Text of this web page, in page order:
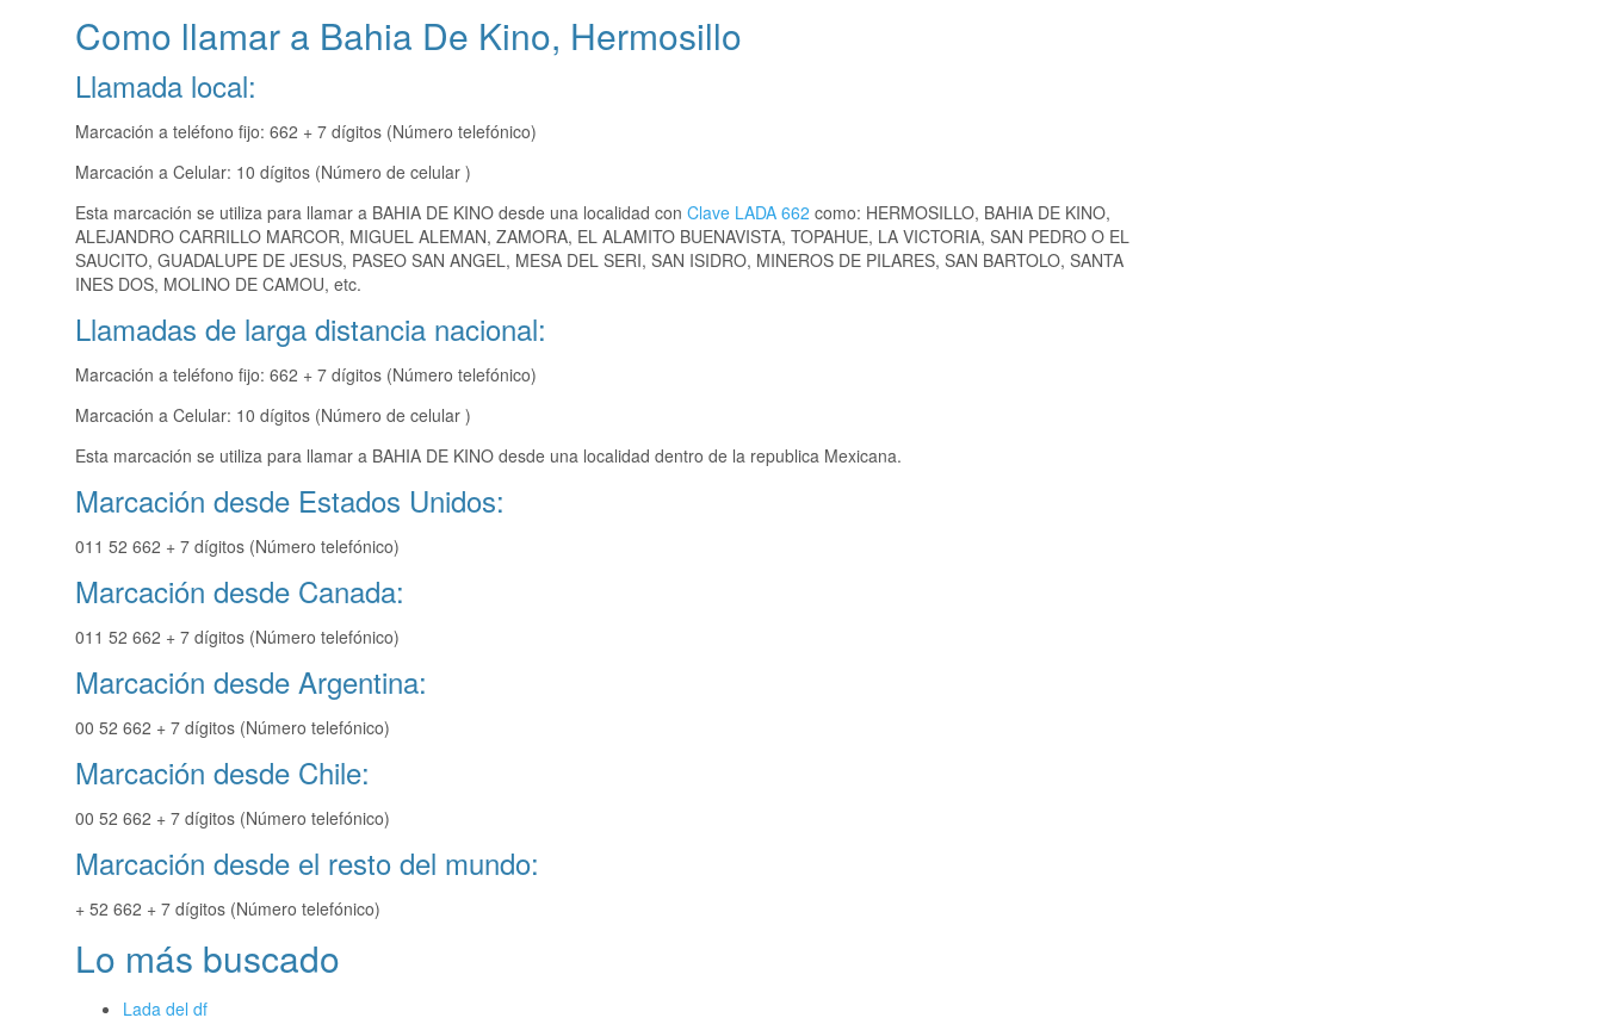
Como llamar a Bahia De Kino, Hermosillo
Llamada local:
Marcación a teléfono fijo: 662 + 7 dígitos (Número telefónico)
Marcación a Celular: 10 dígitos (Número de celular )
Esta marcación se utiliza para llamar a BAHIA DE KINO desde una localidad con Clave LADA 662 como: HERMOSILLO, BAHIA DE KINO,
ALEJANDRO CARRILLO MARCOR, MIGUEL ALEMAN, ZAMORA, EL ALAMITO BUENAVISTA, TOPAHUE, LA VICTORIA, SAN PEDRO O EL
SAUCITO, GUADALUPE DE JESUS, PASEO SAN ANGEL, MESA DEL SERI, SAN ISIDRO, MINEROS DE PILARES, SAN BARTOLO, SANTA
INES DOS, MOLINO DE CAMOU, etc.
Llamadas de larga distancia nacional:
Marcación a teléfono fijo: 662 + 7 dígitos (Número telefónico)
Marcación a Celular: 10 dígitos (Número de celular )
Esta marcación se utiliza para llamar a BAHIA DE KINO desde una localidad dentro de la republica Mexicana.
Marcación desde Estados Unidos:
011 52 662 + 7 dígitos (Número telefónico)
Marcación desde Canada:
011 52 662 + 7 dígitos (Número telefónico)
Marcación desde Argentina:
00 52 662 + 7 dígitos (Número telefónico)
Marcación desde Chile:
00 52 662 + 7 dígitos (Número telefónico)
Marcación desde el resto del mundo:
+ 52 662 + 7 dígitos (Número telefónico)
Lo más buscado
Lada del df